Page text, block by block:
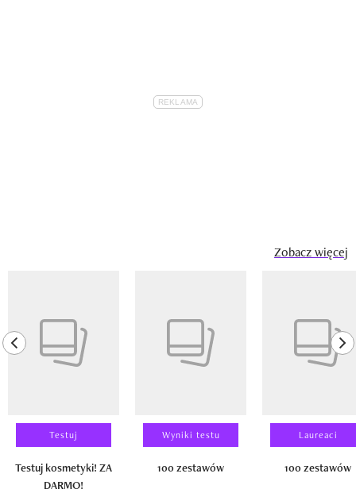
Zobacz więcej
previous element
Testuj
Testuj kosmetyki! ZA
DARMO!
Wyniki testu
100 zestawów
Laureaci
100 zestawów